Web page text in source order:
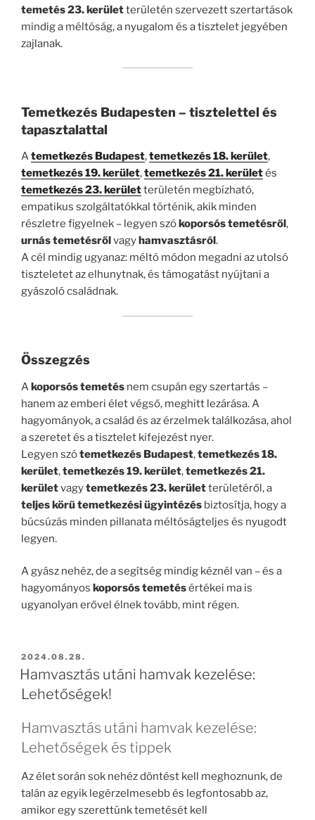
temetés 23. kerületterületén szervezett szertartások
mindig a méltóság, a nyugalom és a tisztelet jegyében
zajlanak.
Temetkezés Budapesten – tisztelettel és
tapasztalattal
Atemetkezés Budapest,temetkezés 18. kerület,
temetkezés 19. kerület,temetkezés 21. kerületés
temetkezés 23. kerületterületén megbízható,
empatikus szolgáltatókkal történik, akik minden
részletre figyelnek – legyen szókoporsós temetésről,
urnás temetésrőlvagyhamvasztásról.
A cél mindig ugyanaz: méltó módon megadni az utolsó
tiszteletet az elhunytnak, és támogatást nyújtani a
gyászoló családnak.
Összegzés
Akoporsós temetés nem csupán egy szertartás –
hanem az emberi élet végső, meghitt lezárása. A
hagyományok, a család és az érzelmek találkozása, ahol
a szeretet és a tisztelet kifejezést nyer.
Legyen szótemetkezés Budapest,temetkezés 18.
kerület,temetkezés 19. kerület,temetkezés 21.
kerületvagytemetkezés 23. kerületterületéről, a
teljes körű temetkezési ügyintézés biztosítja, hogy a
búcsúzás minden pillanata méltóságteljes és nyugodt
legyen.
A gyász nehéz, de a segítség mindig kéznél van – és a
hagyományos koporsós temetésértékei ma is
ugyanolyan erővel élnek tovább, mint régen.
BEKÜLDVE:
2024.08.28.
Hamvasztás utáni hamvak kezelése:
Lehetőségek!
Hamvasztás utáni hamvak kezelése:
Lehetőségek és tippek
Az élet során sok nehéz döntést kell meghoznunk, de
talán az egyik legérzelmesebb és legfontosabb az,
amikor egy szerettünk temetését kell